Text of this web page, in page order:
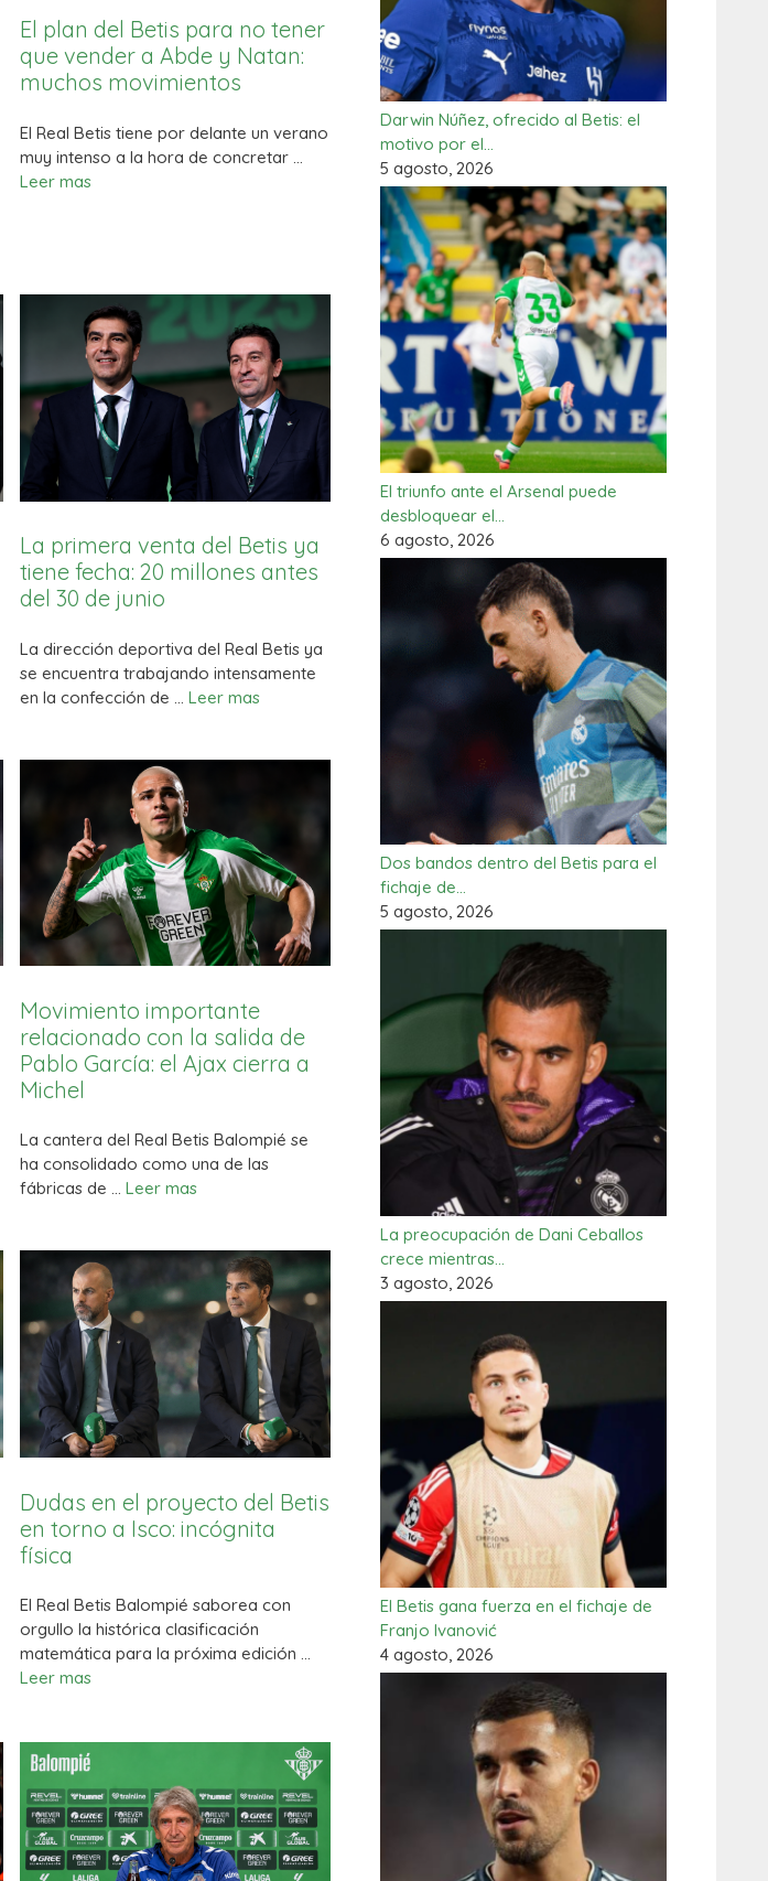
El plan del Betis para no tener
que vender a Abde y Natan:
muchos movimientos
El Real Betis tiene por delante un verano
muy intenso a la hora de concretar …
Leer mas
La primera venta del Betis ya
tiene fecha: 20 millones antes
del 30 de junio
La dirección deportiva del Real Betis ya
se encuentra trabajando intensamente
en la confección de …Leer mas
Movimiento importante
relacionado con la salida de
Pablo García: el Ajax cierra a
Michel
La cantera del Real Betis Balompié se
ha consolidado como una de las
fábricas de …Leer mas
Dudas en el proyecto del Betis
en torno a Isco: incógnita
física
El Real Betis Balompié saborea con
orgullo la histórica clasificación
matemática para la próxima edición …
Leer mas
Darwin Núñez, ofrecido al Betis: el
motivo por el…
5 agosto, 2026
El triunfo ante el Arsenal puede
desbloquear el…
6 agosto, 2026
Dos bandos dentro del Betis para el
fichaje de…
5 agosto, 2026
La preocupación de Dani Ceballos
crece mientras…
3 agosto, 2026
El Betis gana fuerza en el fichaje de
Franjo Ivanović
4 agosto, 2026